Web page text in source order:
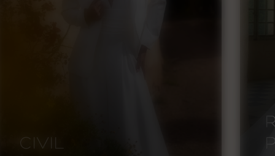
CIVIL